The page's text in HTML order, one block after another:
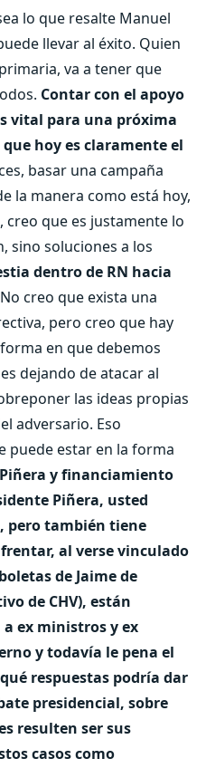
lo que resalte Manuel
llevar al éxito. Quien
va a tener que
Contar con el apoyo
vital para una próxima
hoy es claramente el
basar una campaña
la manera como está hoy,
creo que es justamente lo
sino soluciones a los
dentro de RN hacia
No creo que exista una
pero creo que hay
en que debemos
dejando de atacar al
las ideas propias
adversario. Eso
puede estar en la forma
Piñera y financiamiento
Piñera, usted
pero también tiene
al verse vinculado
de Jaime de
de CHV), están
ex ministros y ex
y todavía le pena el
respuestas podría dar
presidencial, sobre
resulten ser sus
casos como